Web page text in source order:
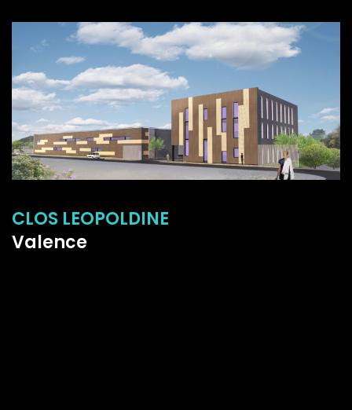
CLOS LEOPOLDINE
Valence